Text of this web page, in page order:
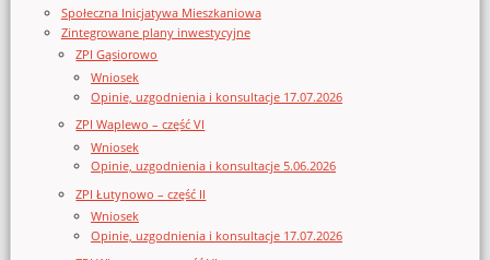
Społeczna Inicjatywa Mieszkaniowa
Zintegrowane plany inwestycyjne
ZPI Gąsiorowo
Wniosek
Opinie, uzgodnienia i konsultacje 17.07.2026
ZPI Waplewo – część VI
Wniosek
Opinie, uzgodnienia i konsultacje 5.06.2026
ZPI Łutynowo – część II
Wniosek
Opinie, uzgodnienia i konsultacje 17.07.2026